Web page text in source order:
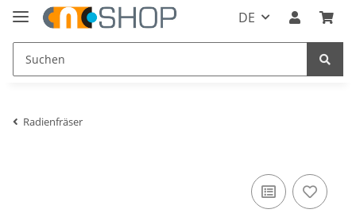
DE
Radienfräser